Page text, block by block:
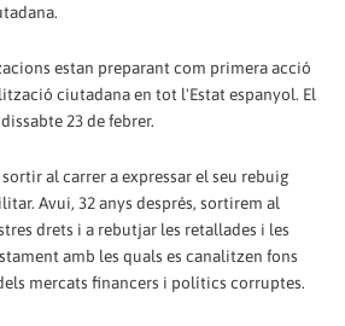
estan preparant com primera acció
ciutadana en tot l'Estat espanyol. El
23 de febrer.
al carrer a expressar el seu rebuig
Avui, 32 anys després, sortirem al
drets i a rebutjar les retallades i les
amb les quals es canalitzen fons
mercats financers i polítics corruptes.